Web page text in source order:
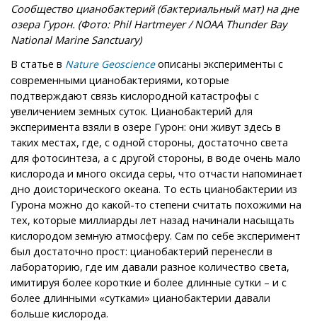
Сообщество цианобактерий (бактериальный мат) на дне
озера Гурон. (Фото: Phil Hartmeyer / NOAA Thunder Bay
National Marine Sanctuary)
В статье в Nature Geoscienceописаны эксперименты с
современными цианобактериями, которые
подтверждают связь кислородной катастрофы с
увеличением земных суток. Цианобактерий для
эксперимента взяли в озере Гурон: они живут здесь в
таких местах, где, с одной стороны, достаточно света
для фотосинтеза, а с другой стороны, в воде очень мало
кислорода и много оксида серы, что отчасти напоминает
дно доисторического океана. То есть цианобактерии из
Гурона можно до какой-то степени считать похожими на
тех, которые миллиарды лет назад начинали насыщать
кислородом земную атмосферу. Сам по себе эксперимент
был достаточно прост: цианобактерий перенесли в
лабораторию, где им давали разное количество света,
имитируя более короткие и более длинные сутки – и с
более длинными «сутками» цианобактерии давали
больше кислорода.